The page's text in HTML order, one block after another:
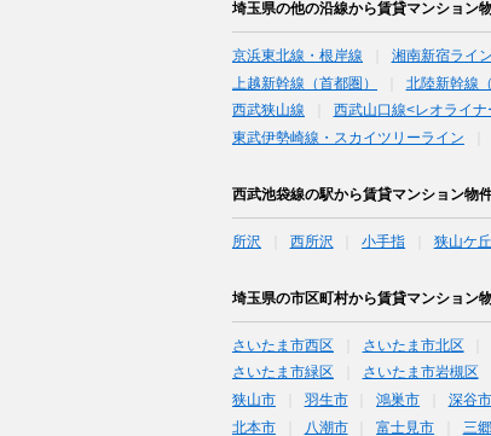
埼玉県の他の沿線から賃貸マンション
京浜東北線・根岸線 湘南新宿ライン
上越新幹線（首都圏）
北陸新幹線
西武狭山線
西武山口線<レオライナ
東武伊勢崎線・スカイツリーライン
西武池袋線の駅から賃貸マンション物
所沢 西所沢 小手指 狭山ケ丘
埼玉県の市区町村から賃貸マンション
さいたま市西区 さいたま市北区
さいたま市緑区
さいたま市岩槻区
狭山市
羽生市 鴻巣市 深谷市
北本市
八潮市 富士見市 三